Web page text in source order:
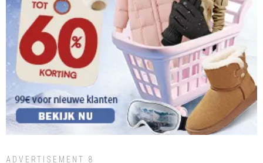
ADVERTISEMENT 8